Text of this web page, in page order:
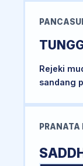
Rejeki
sandang